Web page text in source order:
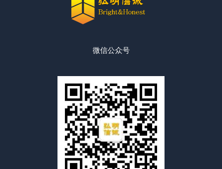
微信公众号